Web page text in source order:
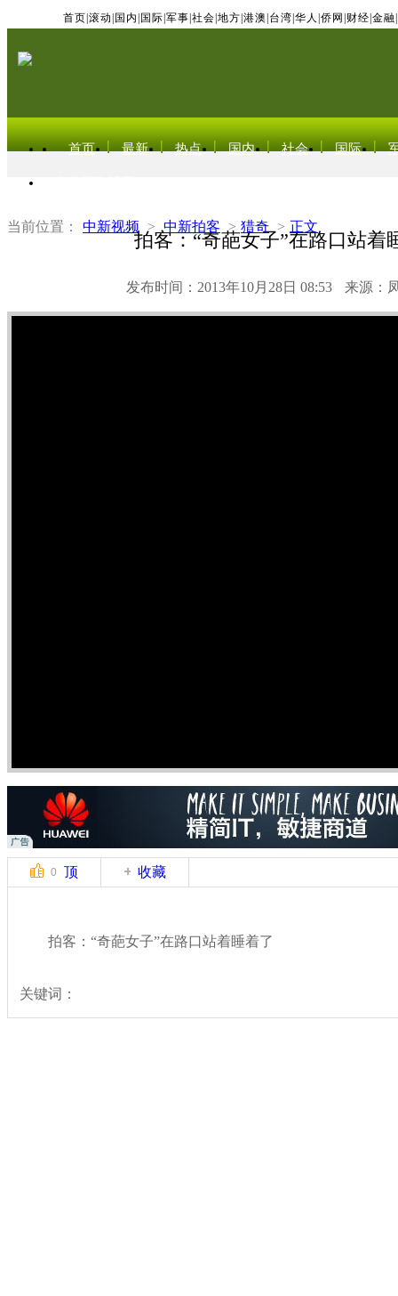
首页 滚动 国内 国际 军事 社会 地方 港澳 台湾 华人 侨网 财经 金融
首页 最新 热点 国内 社会 国际
当前位置： 中新视频 > 中新拍客 > 猎奇 > 正文
拍客：“奇葩女子”在路口站着
发布时间：2013年10月28日 08:53 来源：
0 顶 收藏
拍客：“奇葩女子”在路口站着睡着了
关键词：